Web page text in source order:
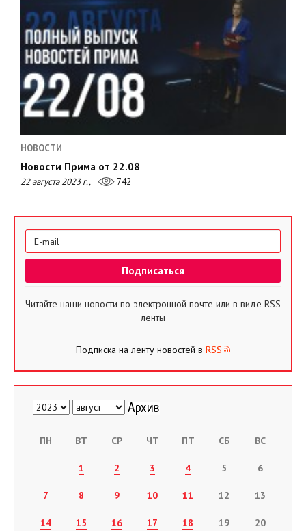
НОВОСТИ
Новости Прима от 22.08
22 августа 2023 г., 742
Читайте наши новости по электронной почте или в виде RSS
ленты
Подписка на ленту новостей в RSS
ПН ВТ СР ЧТ ПТ СБ ВС
1 2 3 4 5 6
7 8 9 10 11 12 13
14 15 16 17 18 19 20